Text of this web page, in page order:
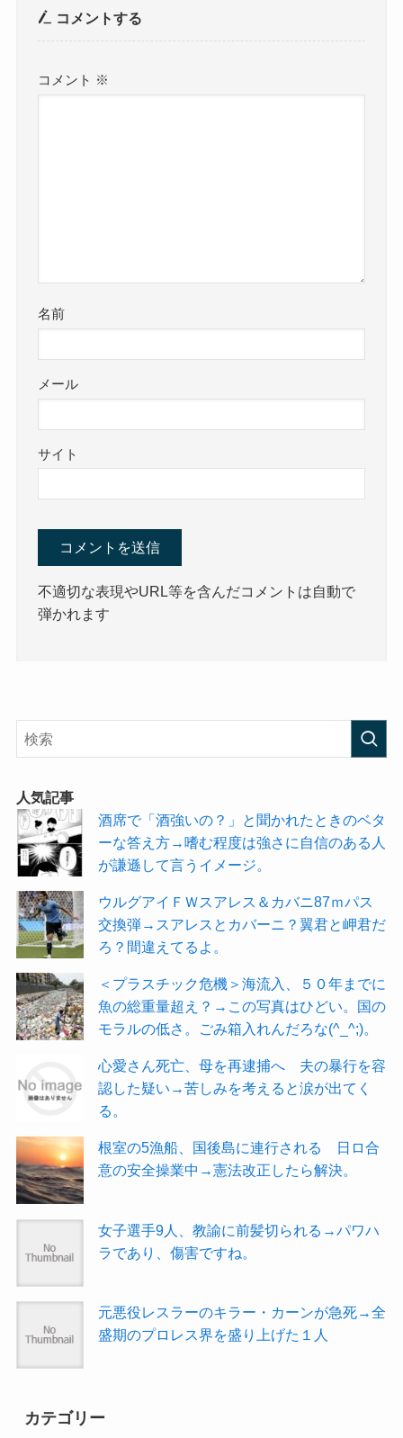
コメントする
コメント ※
名前
メール
サイト
不適切な表現やURL等を含んだコメントは自動で
弾かれます
人気記事
酒席で「酒強いの？」と聞かれたときのベタ
ーな答え方→嗜む程度は強さに自信のある人
が謙遜して言うイメージ。
ウルグアイＦＷスアレス＆カバニ87ｍパス
交換弾→スアレスとカバーニ？翼君と岬君だ
ろ？間違えてるよ。
＜プラスチック危機＞海流入、５０年までに
魚の総重量超え？→この写真はひどい。国の
モラルの低さ。ごみ箱入れんだろな(^_^;)。
心愛さん死亡、母を再逮捕へ 夫の暴行を容
認した疑い→苦しみを考えると涙が出てく
る。
根室の5漁船、国後島に連行される 日ロ合
意の安全操業中→憲法改正したら解決。
女子選手9人、教諭に前髪切られる→パワハ
ラであり、傷害ですね。
元悪役レスラーのキラー・カーンが急死→全
盛期のプロレス界を盛り上げた１人
カテゴリー